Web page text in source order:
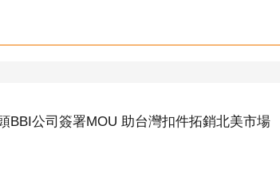
BBI公司簽署MOU 助台灣扣件拓銷北美市場